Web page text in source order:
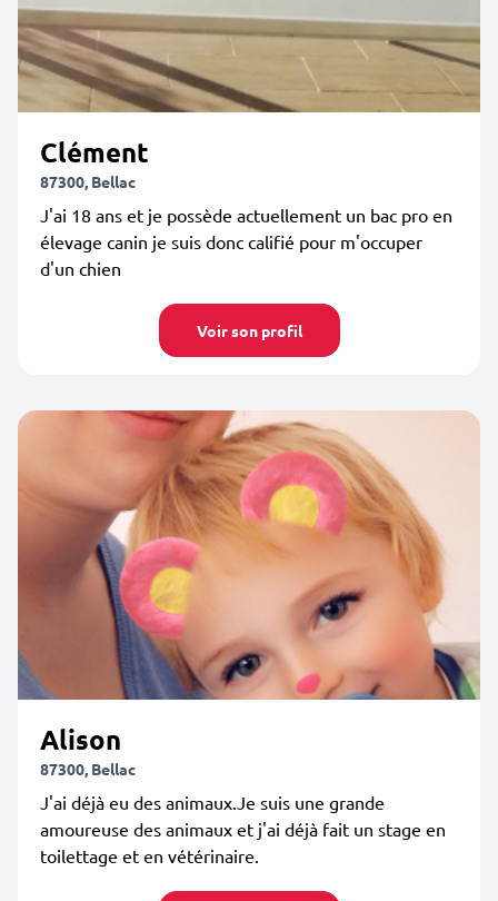
Clément
87300, Bellac
J'ai 18 ans et je possède actuellement un bac pro en
élevage canin je suis donc califié pour m'occuper
d'un chien
Voir son profil
Alison
87300, Bellac
J'ai déjà eu des animaux.Je suis une grande
amoureuse des animaux et j'ai déjà fait un stage en
toilettage et en vétérinaire.